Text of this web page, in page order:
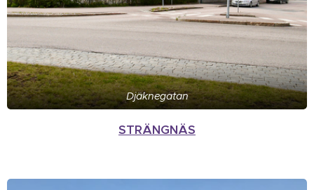
Djäknegatan
STRÄNGNÄS